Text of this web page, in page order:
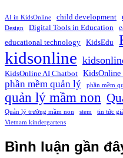
AI in KidsOnline child development
Design
Digital Tools in Education
educational technology
KidsEdu
kidsonline
KidsOnline AI Chatbot
KidsOnline
phần mềm quản lý phần mềm
quản lý mầm non
Quản lý trường mầm non stem tin tức
Vietnam kindergartens
Bình luận gần